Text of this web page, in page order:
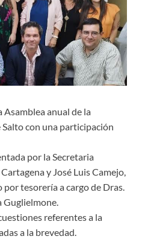
Asamblea anual de la
con una participación
por la Secretaria
y José Luis Camejo,
tesorería a cargo de Dras.
referentes a la
a la brevedad.